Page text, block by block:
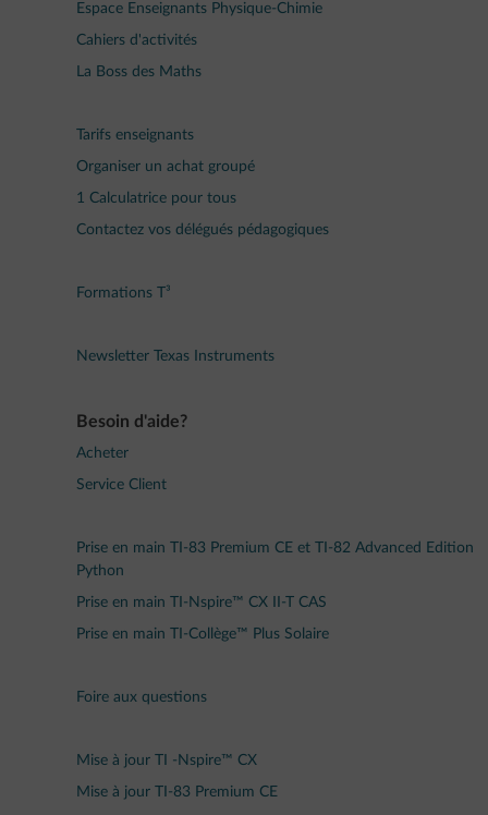
Espace Enseignants Physique-Chimie
Cahiers d'activités
La Boss des Maths
Tarifs enseignants
Organiser un achat groupé
1 Calculatrice pour tous
Contactez vos délégués pédagogiques
Formations T³
Newsletter Texas Instruments
Besoin d'aide?
Acheter
Service Client
Prise en main TI-83 Premium CE et TI-82 Advanced Edition
Python
Prise en main TI-Nspire™ CX II-T CAS
Prise en main TI-Collège™ Plus Solaire
Foire aux questions
Mise à jour TI -Nspire™ CX
Mise à jour TI-83 Premium CE